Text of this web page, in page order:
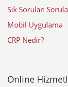
Sık Sorulan
Mobil Uygulama
CRP Nedir?
Online